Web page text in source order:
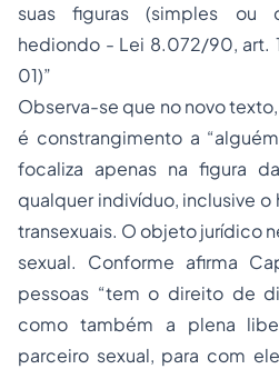
suas figuras (simples ou
hediondo - Lei 8.072/90, art.
01)”
Observa-se que no novo
é constrangimento a
focaliza apenas na figura
qualquer indivíduo, inclusive
transexuais. O objeto jurídico
sexual. Conforme afirma
pessoas “tem o direito de
como também a plena
parceiro sexual, para com